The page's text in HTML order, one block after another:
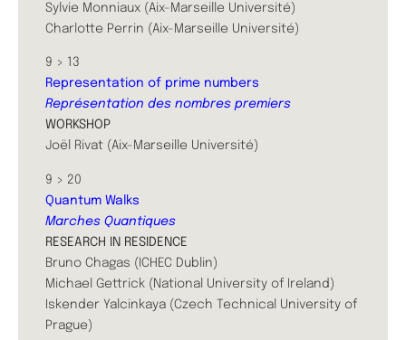
Sylvie Monniaux (Aix-Marseille Université)
Charlotte Perrin (Aix-Marseille Université)
9 > 13
Representation of prime numbers
Représentation des nombres premiers
WORKSHOP
Joël Rivat (Aix-Marseille Université)
9 > 20
Quantum Walks
Marches Quantiques
RESEARCH IN RESIDENCE
Bruno Chagas (ICHEC Dublin)
Michael Gettrick (National University of Ireland)
Iskender Yalcinkaya (Czech Technical University of
Prague)